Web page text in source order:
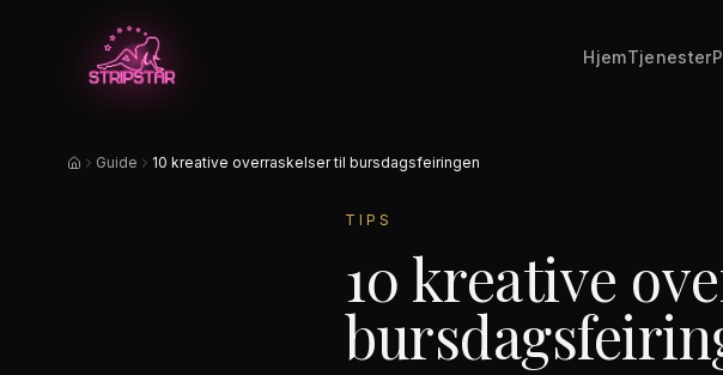
HjemTjenester
HjemGuide 10 kreative overraskelser til bursdagsfeiringen
TIPS
10 kreative